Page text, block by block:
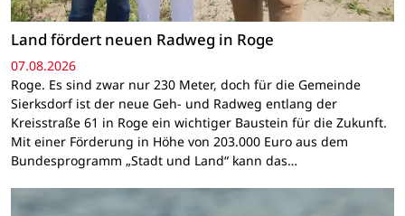
Land fördert neuen Radweg in Roge
07.08.2026
Roge. Es sind zwar nur 230 Meter, doch für die Gemeinde
Sierksdorf ist der neue Geh- und Radweg entlang der
Kreisstraße 61 in Roge ein wichtiger Baustein für die Zukunft.
Mit einer Förderung in Höhe von 203.000 Euro aus dem
Bundesprogramm „Stadt und Land“ kann das…